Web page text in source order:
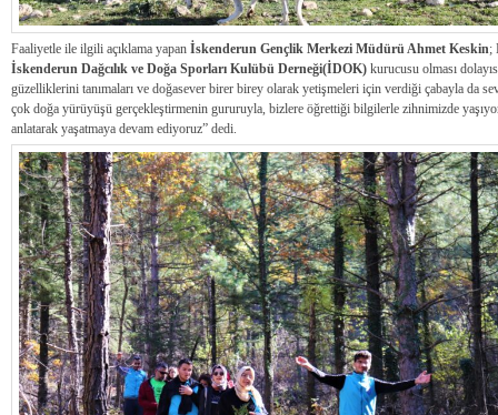
Faaliyetle ile ilgili açıklama yapan İskenderun Gençlik Merkezi Müdürü Ahmet Keskin;
İskenderun Dağcılık ve Doğa Sporları Kulübü Derneği(İDOK) kurucusu olması
güzelliklerini tanımaları ve doğasever birer birey olarak yetişmeleri için verdiği çabayla da
çok doğa yürüyüşü gerçekleştirmenin gururuyla, bizlere öğrettiği bilgilerle zihnimizde
anlatarak yaşatmaya devam ediyoruz” dedi.